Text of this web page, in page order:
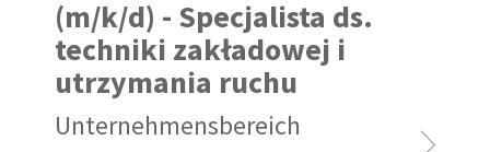
(m/k/d) - Specjalista ds.
techniki zakładowej i
utrzymania ruchu
Unternehmensbereich